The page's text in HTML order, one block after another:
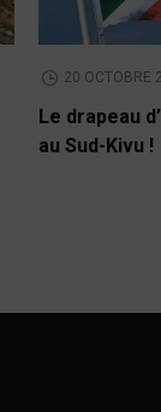
20 OCTOBRE
Le drapeau
au Sud-Kivu !